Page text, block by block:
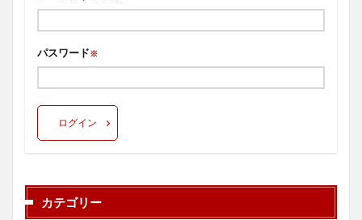
パスワード※
ログイン
カテゴリー